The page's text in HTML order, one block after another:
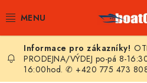
na
E-SHOP
PRODEJNA/VÝDEJ po-pá 8-
16:00hod. ✆ +420 775 473